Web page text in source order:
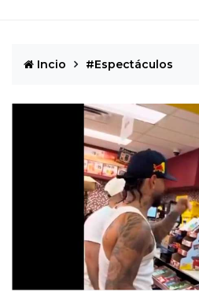
Incio #Espectáculos